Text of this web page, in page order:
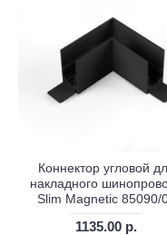
Коннектор угловой
накладного
Slim Magnetic 85090/
1135.00 р.